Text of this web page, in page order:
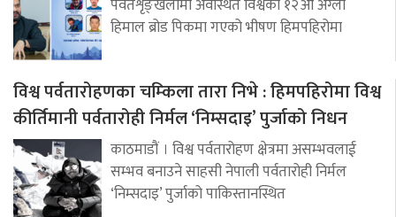
पर्वतशृङ्खलामा अवस्थित विश्वको १२औँ अग्लो
हिमाल ब्रोड पिकमा गएको भीषण हिमपहिरोमा
विश्व पर्वतारोहणका चम्किला तारा निभे : हिमपहिरोमा विश्व
कीर्तिमानी पर्वतारोही निर्मल ‘निम्सदाइ’ पुर्जाको निधन
काठमाडौं । विश्व पर्वतारोहण क्षेत्रमा असम्भवलाई
सम्भव बनाउने साहसी नेपाली पर्वतारोही निर्मल
‘निम्सदाइ’ पुर्जाको पाकिस्तानस्थित